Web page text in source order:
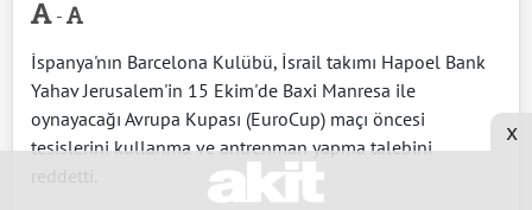
-
İspanya'nın Barcelona Kulübü, İsrail takımı Hapoel Bank
Yahav Jerusalem'in 15 Ekim'de Baxi Manresa ile
oynayacağı Avrupa Kupası (EuroCup) maçı öncesi
tesislerini kullanma ve antrenman yapma talebini
reddetti.
x